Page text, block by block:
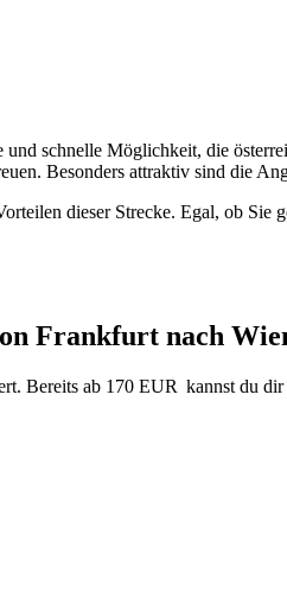
schnelle Möglichkeit, die
Besonders attraktiv sind die
dieser Strecke. Egal, ob
Frankfurt nach
Bereits ab 170 EUR kannst du